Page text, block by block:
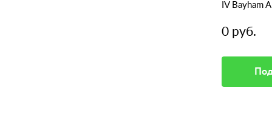
IV Bayham
0 руб.